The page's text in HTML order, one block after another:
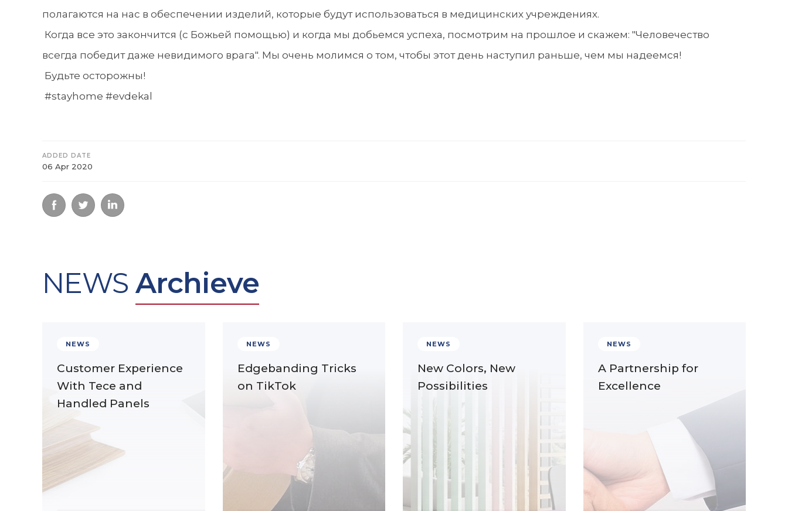
полагаются на нас в обеспечении изделий, которые будут использоваться в медицинских учреждениях.
Когда все это закончится (с Божьей помощью) и когда мы добьемся успеха, посмотрим на прошлое и скажем: "Человечество
всегда победит даже невидимого врага". Мы очень молимся о том, чтобы этот день наступил раньше, чем мы надеемся!
Будьте осторожны!
#stayhome #evdekal
ADDED DATE
06 Apr 2020
NEWS Archieve
NEWS
Customer Experience
With Tece and
Handled Panels
NEWS
Edgebanding Tricks
on TikTok
NEWS
New Colors, New
Possibilities
NEWS
A Partnership for
Excellence